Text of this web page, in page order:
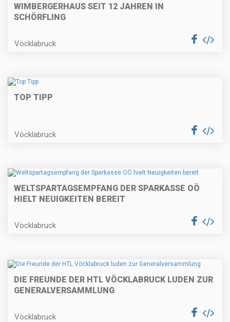
WIMBERGERHAUS SEIT 12 JAHREN IN
SCHÖRFLING
Vöcklabruck
TOP TIPP
Vöcklabruck
WELTSPARTAGSEMPFANG DER SPARKASSE OÖ
HIELT NEUIGKEITEN BEREIT
Vöcklabruck
DIE FREUNDE DER HTL VÖCKLABRUCK LUDEN ZUR
GENERALVERSAMMLUNG
Vöcklabruck